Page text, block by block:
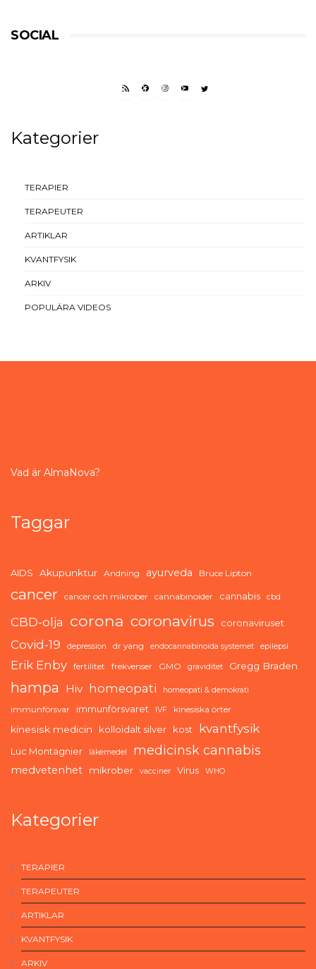
SOCIAL
RSS FEEDFACEBOOK
INSTAGRAM
YOUTUBETWITTER
Kategorier
TERAPIER
TERAPEUTER
ARTIKLAR
KVANTFYSIK
ARKIV
POPULÄRA VIDEOS
Vad är AlmaNova?
Taggar
AIDS Akupunktur Andning ayurveda Bruce Lipton
cancer cancer och mikrober cannabinoider cannabis cbd
CBD-olja corona coronavirus coronaviruset
Covid-19 depression dr yang endocannabinoida systemet epilepsi
Erik Enby fertilitet frekvenser GMO graviditet Gregg Braden
hampa Hiv homeopati homeopati & demokrati
immunförsvar immunförsvaret IVF kinesiska örter
kinesisk medicin kolloidalt silver kost kvantfysik
Luc Montagnier läkemedel medicinsk cannabis
medvetenhet mikrober vacciner Virus WHO
Kategorier
TERAPIER
TERAPEUTER
ARTIKLAR
KVANTFYSIK
ARKIV